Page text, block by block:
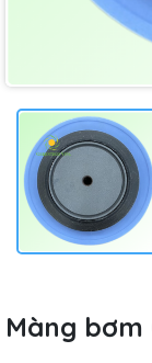
Màng bơm